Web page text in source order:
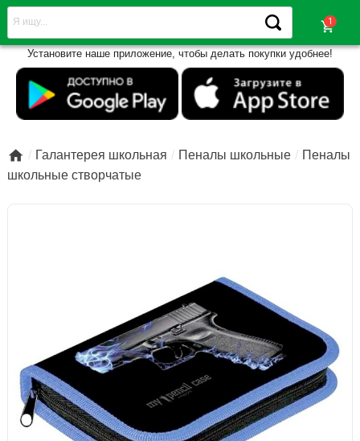
shopping_cart
Установите наше приложение, чтобы делать покупки удобнее!
 Галантерея школьная Пеналы школьные
Пеналы
школьные створчатые